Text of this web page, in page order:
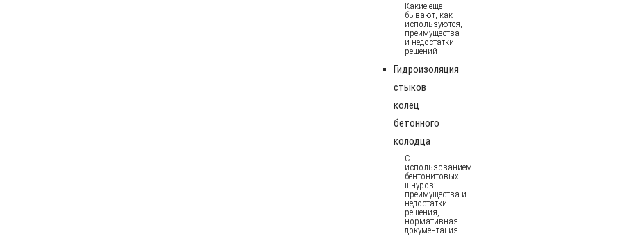
Какие ещё
бывают, как
используются,
преимущества
и недостатки
решений
Гидроизоляция
стыков
колец
бетонного
колодца
С
использованием
бентонитовых
шнуров:
преимущества и
недостатки
решения,
нормативная
документация